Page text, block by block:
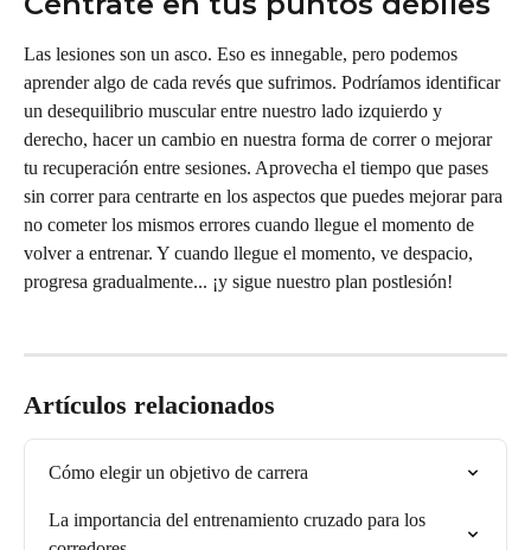
Las lesiones son un asco. Eso es innegable, pero podemos
aprender algo de cada revés que sufrimos. Podríamos identificar
un desequilibrio muscular entre nuestro lado izquierdo y
derecho, hacer un cambio en nuestra forma de correr o mejorar
tu recuperación entre sesiones. Aprovecha el tiempo que pases
sin correr para centrarte en los aspectos que puedes mejorar para
no cometer los mismos errores cuando llegue el momento de
volver a entrenar. Y cuando llegue el momento, ve despacio,
progresa gradualmente... ¡y sigue nuestro plan postlesión!
Artículos relacionados
Cómo elegir un objetivo de carrera
La importancia del entrenamiento cruzado para los